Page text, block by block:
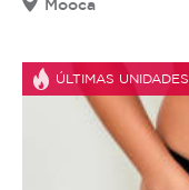
Mooca
ÚLTIMAS UNIDADES